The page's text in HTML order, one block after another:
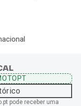
pode receber uma